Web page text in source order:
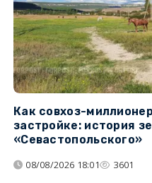
Как совхоз-
застройке: история
«Севастопольского»
08/08/2026 18:01 3601